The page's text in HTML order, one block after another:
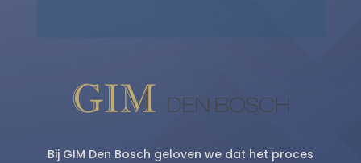
Bij GIM Den Bosch geloven we dat het proces